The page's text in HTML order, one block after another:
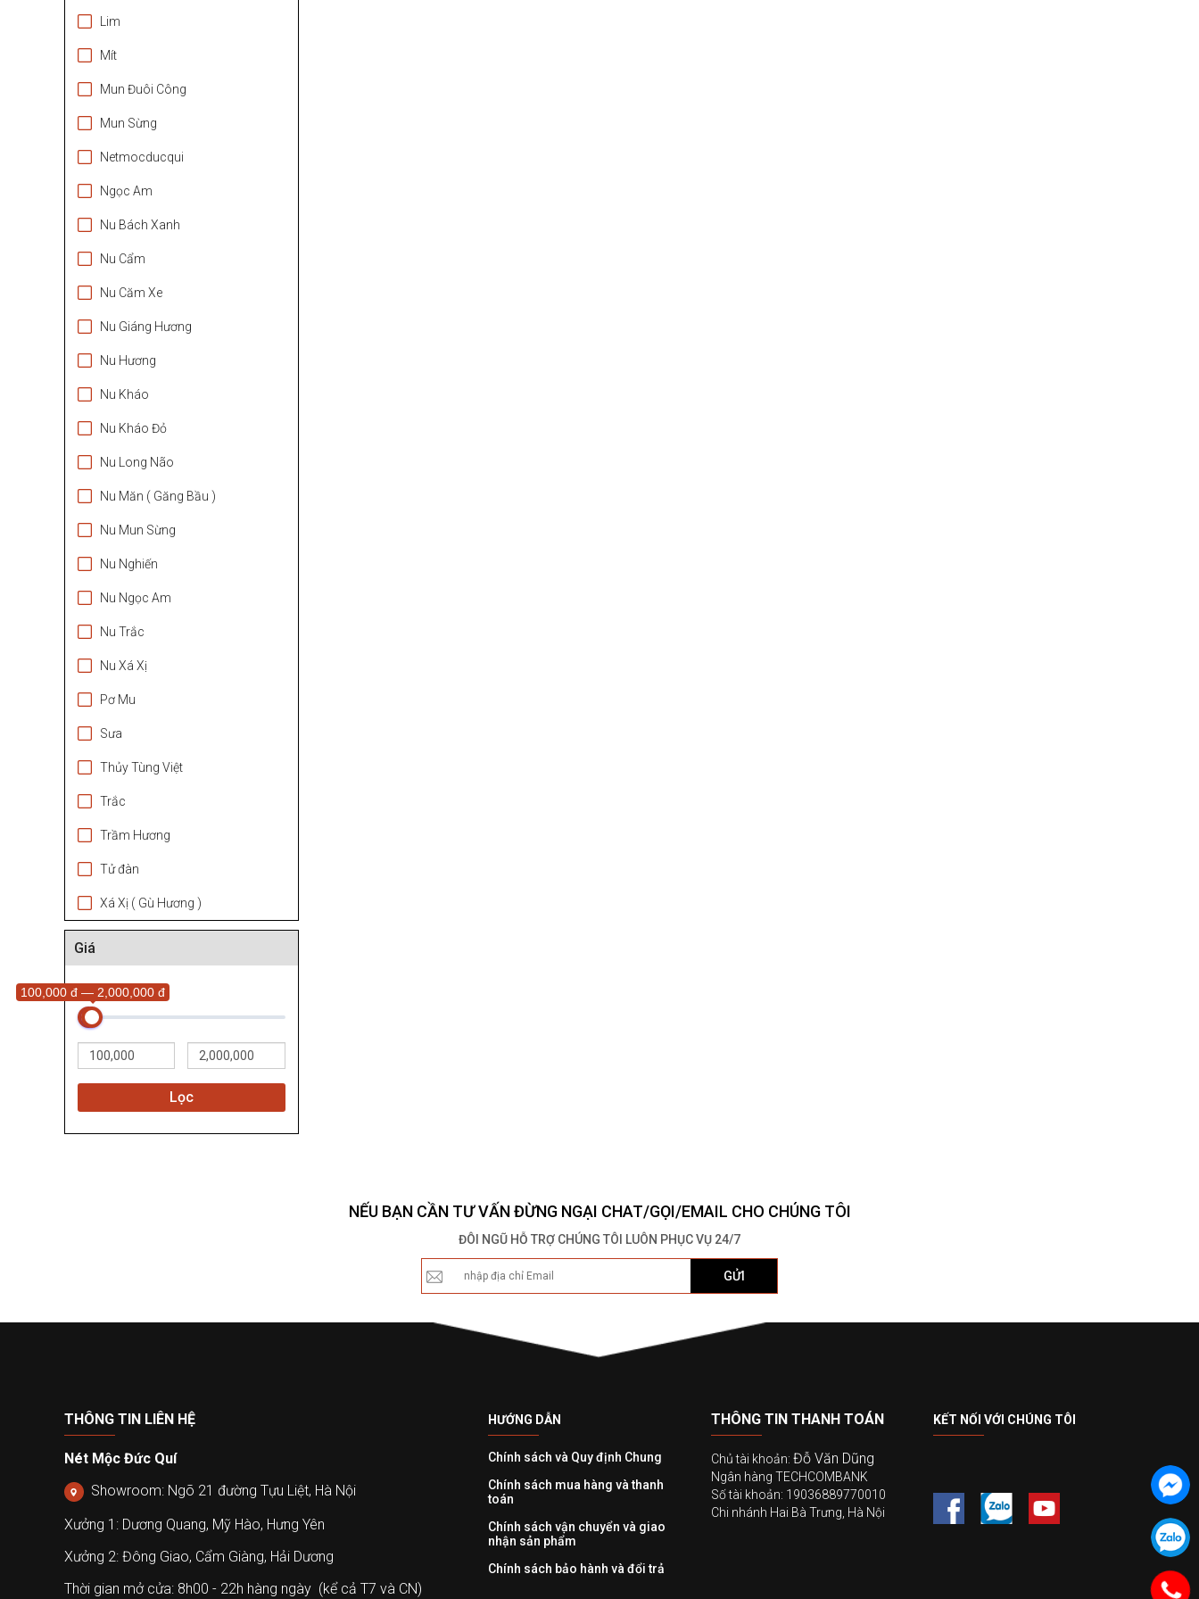
Lim
Mít
Mun Đuôi Công
Mun Sừng
Netmocducqui
Ngọc Am
Nu Bách Xanh
Nu Cẩm
Nu Căm Xe
Nu Giáng Hương
Nu Hương
Nu Kháo
Nu Kháo Đỏ
Nu Long Não
Nu Măn ( Găng Bầu )
Nu Mun Sừng
Nu Nghiến
Nu Ngọc Am
Nu Trắc
Nu Xá Xị
Pơ Mu
Sưa
Thủy Tùng Việt
Trắc
Trầm Hương
Tử đàn
Xá Xị ( Gù Hương )
Giá
100,000 đ — 2,000,000 đ
Lọc
NẾU BẠN CẦN TƯ VẤN ĐỪNG NGẠI CHAT/GỌI/EMAIL CHO CHÚNG TÔI
ĐÔI NGŨ HỖ TRỢ CHÚNG TÔI LUÔN PHỤC VỤ 24/7
GỬI
THÔNG TIN LIÊN HỆ
Nét Mộc Đức Quí
Showroom: Ngõ 21 đường Tựu Liệt, Hà Nội
Xưởng 1: Dương Quang, Mỹ Hào, Hưng Yên
Xưởng 2: Đông Giao, Cẩm Giàng, Hải Dương
Thời gian mở cửa: 8h00 - 22h hàng ngày (kể cả T7 và CN)
HƯỚNG DẪN
Chính sách và Quy định Chung
Chính sách mua hàng và thanh
toán
Chính sách vận chuyển và giao
nhận sản phẩm
Chính sách bảo hành và đổi trả
THÔNG TIN THANH TOÁN
Chủ tài khoản: Đỗ Văn Dũng
Ngân hàng TECHCOMBANK
Số tài khoản: 19036889770010
Chi nhánh Hai Bà Trưng, Hà Nội
KẾT NỐI VỚI CHÚNG TÔI